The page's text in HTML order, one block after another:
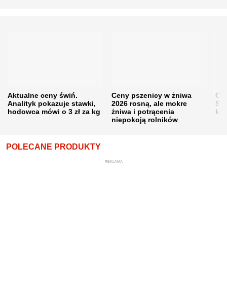
Aktualne ceny świń.
Analityk pokazuje stawki,
hodowca mówi o 3 zł za kg
Ceny pszenicy w żniwa
2026 rosną, ale mokre
żniwa i potrącenia
niepokoją rolników
POLECANE PRODUKTY
REKLAMA